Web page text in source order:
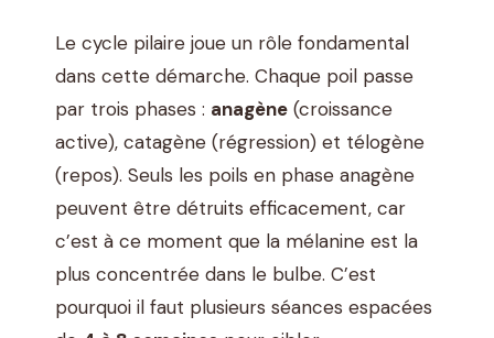
Le cycle pilaire joue un rôle fondamental
dans cette démarche. Chaque poil passe
par trois phases : anagène (croissance
active), catagène (régression) et télogène
(repos). Seuls les poils en phase anagène
peuvent être détruits efficacement, car
c’est à ce moment que la mélanine est la
plus concentrée dans le bulbe. C’est
pourquoi il faut plusieurs séances espacées